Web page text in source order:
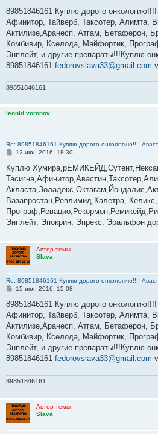
о
щ
е
и
е
89851846161 Куплю дорого
Афинитор, Тайверб, Таксотер, Алимта,
Актилизе,Аранесп, Атгам, Бетаферон,
Комбивир, Кселода, Майфортик,
Энплейт, и другие препараты!!!Куплю
89851846161 fedorovslava33@gmail.com
89851846161
leonid.voronov
Re: 89851846161 Куплю дорого онкологию!!!!
С
о
б
щ
е
и
е
12 июн 2016, 18:30
Куплю
Вазапростан,Ревлимид,Калетра,
Энплейт, Эпокрин, Эпрекс, Эральфон
Автор темы
Slava
Re: 89851846161 Куплю дорого онкологию!!!!
С
о
щ
е
и
е
15 июн 2016, 15:08
89851846161 Куплю дорого
Афинитор, Тайверб, Таксотер, Алимта,
Актилизе,Аранесп, Атгам, Бетаферон,
Комбивир, Кселода, Майфортик,
Энплейт, и другие препараты!!!Куплю
89851846161 fedorovslava33@gmail.com
89851846161
Автор темы
Slava